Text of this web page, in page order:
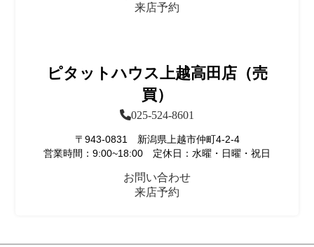
来店予約
ピタットハウス上越高田店（売
買）
025-524-8601
〒943-0831 新潟県上越市仲町4-2-4
営業時間：9:00~18:00 定休日：水曜・日曜・祝日
お問い合わせ
来店予約